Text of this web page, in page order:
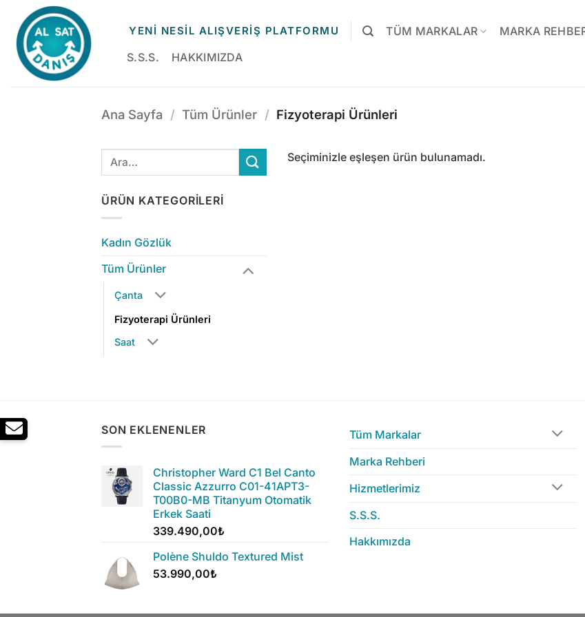
İçeriğe
YENİ NESİL ALIŞVERİŞ PLATFORMU TÜM MARKALAR MARKA
S.S.S.
HAKKIMIZDA
Ana Sayfa / Tüm Ürünler / Fizyoterapi Ürünleri
ÜRÜN KATEGORILERI
Kadın Gözlük
Tüm Ürünler
Çanta
Fizyoterapi Ürünleri
Saat
Seçiminizle eşleşen ürün bulunamadı.
SON EKLENENLER
Christopher Ward C1 Bel Canto
Classic Azzurro C01-41APT3-
T00B0-MB Titanyum Otomatik
Erkek Saati
339.490,00₺
Polène Shuldo Textured Mist
53.990,00₺
Tüm Markalar
Marka Rehberi
Hizmetlerimiz
S.S.S.
Hakkımızda